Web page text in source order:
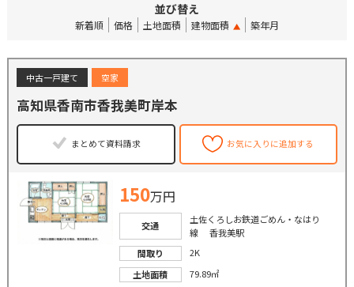
並び替え
新着順 価格 土地面積 建物面積 築年月
中古一戸建て 空家
高知県香南市香我美町岸本
まとめて資料請求 お気に入りに追加する
150万円
交通
土佐くろしお鉄道ごめん・なはり
線 香我美駅
間取り
2K
土地面積
79.89㎡